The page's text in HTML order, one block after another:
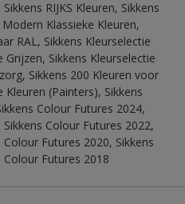
RIJKS Kleuren, Sikkens
Klassieke Kleuren,
RAL, Sikkens Kleurselectie
Grijzen, Sikkens Kleurselectie
Sikkens 200 Kleuren voor
(Painters), Sikkens
Colour Futures 2024,
Colour Futures 2022,
Futures 2020, Sikkens
Futures 2018